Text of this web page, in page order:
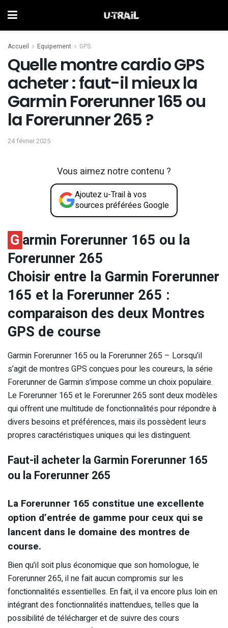
Accueil Equipement GPS
Quelle montre cardio GPS
acheter : faut-il mieux la
Garmin Forerunner 165 ou
la Forerunner 265 ?
24 février 2025
Vous aimez notre contenu ?
Ajoutez u-Trail à vos
sources préférées Google
G armin Forerunner 165 ou la
Forerunner 265
Choisir entre la Garmin Forerunner
165 et la Forerunner 265 :
comparaison des deux Montres
GPS de course
Garmin Forerunner 165 ou la Forerunner 265 – Lorsqu’il
s’agit de montres GPS conçues pour les coureurs, la série
Forerunner de Garmin s’impose comme un choix populaire.
Le Forerunner 165 et le Forerunner 265 sont deux modèles
qui offrent une multitude de fonctionnalités pour répondre à
divers besoins et préférences, mais ils possèdent leurs
propres caractéristiques uniques qui les distinguent.
Faut-il acheter la Garmin Forerunner 165
ou la Forerunner 265
La Forerunner 165 constitue une excellente
option d’entrée de gamme pour ceux qui se
lancent dans le domaine des montres de
course.
Bien qu’il soit plus économique que son homologue, le
Forerunner 265, il ne fait aucun compromis sur les
fonctionnalités essentielles. En fait, il va encore plus loin en
intégrant des fonctionnalités inattendues, telles que la
possibilité de télécharger et de suivre des cours